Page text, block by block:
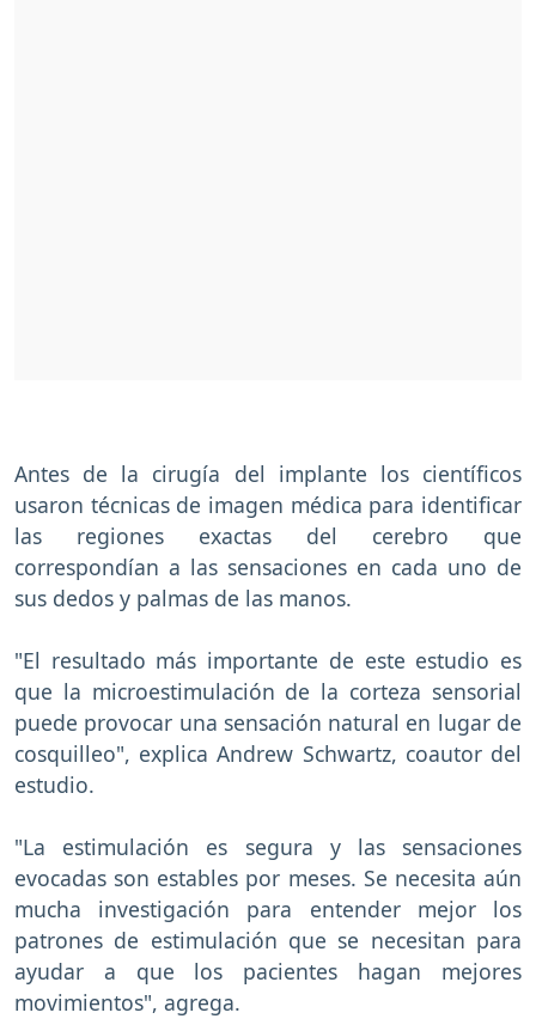
Antes de la cirugía del implante los científicos
usaron técnicas de imagen médica para identificar
las regiones exactas del cerebro que
correspondían a las sensaciones en cada uno de
sus dedos y palmas de las manos.
"El resultado más importante de este estudio es
que la microestimulación de la corteza sensorial
puede provocar una sensación natural en lugar de
cosquilleo", explica Andrew Schwartz, coautor del
estudio.
"La estimulación es segura y las sensaciones
evocadas son estables por meses. Se necesita aún
mucha investigación para entender mejor los
patrones de estimulación que se necesitan para
ayudar a que los pacientes hagan mejores
movimientos", agrega.